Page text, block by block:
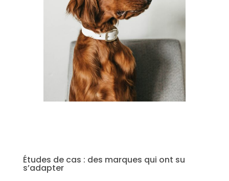
Études de cas : des marques qui ont su
s’adapter